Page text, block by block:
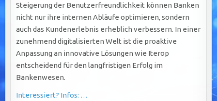
Steigerung der Benutzerfreundlichkeit können Banken
nicht nur ihre internen Abläufe optimieren, sondern
auch das Kundenerlebnis erheblich verbessern. In einer
zunehmend digitalisierten Welt ist die proaktive
Anpassung an innovative Lösungen wie Iterop
entscheidend für den langfristigen Erfolg im
Bankenwesen.
Interessiert? Infos: …